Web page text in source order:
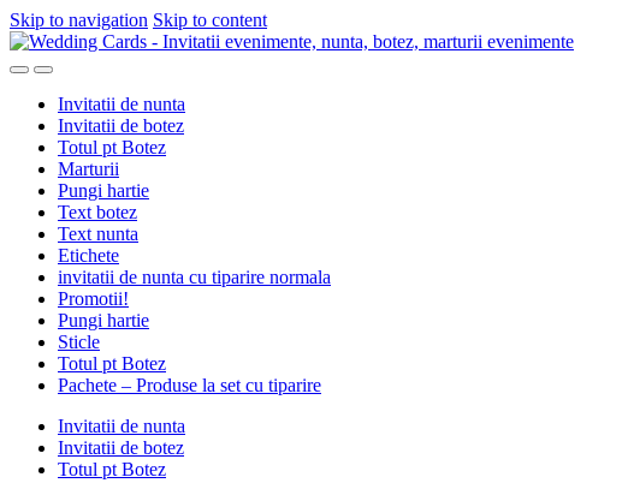
Skip to navigation Skip to content
Invitatii de nunta
Invitatii de botez
Totul pt Botez
Marturii
Pungi hartie
Text botez
Text nunta
Etichete
invitatii de nunta cu tiparire normala
Promotii!
Pungi hartie
Sticle
Totul pt Botez
Pachete – Produse la set cu tiparire
Invitatii de nunta
Invitatii de botez
Totul pt Botez